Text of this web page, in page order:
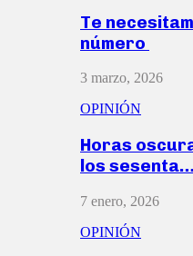
Te
número
3 marzo, 2026
OPINIÓN
Horas
los sesenta…
7 enero, 2026
OPINIÓN